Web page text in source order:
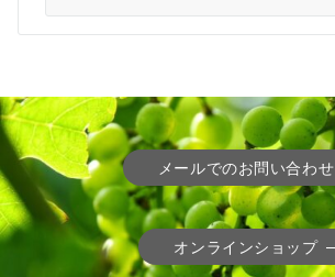
メールでのお問い合わせ
オンラインショップ